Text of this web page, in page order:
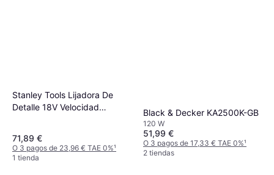
Stanley Tools Lijadora De
Detalle 18V Velocidad
71,89 €
O 3 pagos de 23,96 € TAE 0%¹
1 tienda
Black & Decker KA2500K-GB
120 W
51,99 €
O 3 pagos de 17,33 € TAE 0%¹
2 tiendas